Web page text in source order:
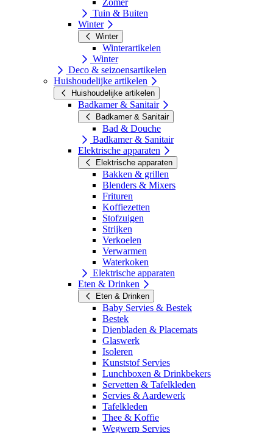
Zomer
Tuin & Buiten
Winter
Winter
Winterartikelen
Winter
Deco & seizoensartikelen
Huishoudelijke artikelen
Huishoudelijke artikelen
Badkamer & Sanitair
Badkamer & Sanitair
Bad & Douche
Badkamer & Sanitair
Elektrische apparaten
Elektrische apparaten
Bakken & grillen
Blenders & Mixers
Frituren
Koffiezetten
Stofzuigen
Strijken
Verkoelen
Verwarmen
Waterkoken
Elektrische apparaten
Eten & Drinken
Eten & Drinken
Baby Servies & Bestek
Bestek
Dienbladen & Placemats
Glaswerk
Isoleren
Kunststof Servies
Lunchboxen & Drinkbekers
Servetten & Tafelkleden
Servies & Aardewerk
Tafelkleden
Thee & Koffie
Wegwerp Servies